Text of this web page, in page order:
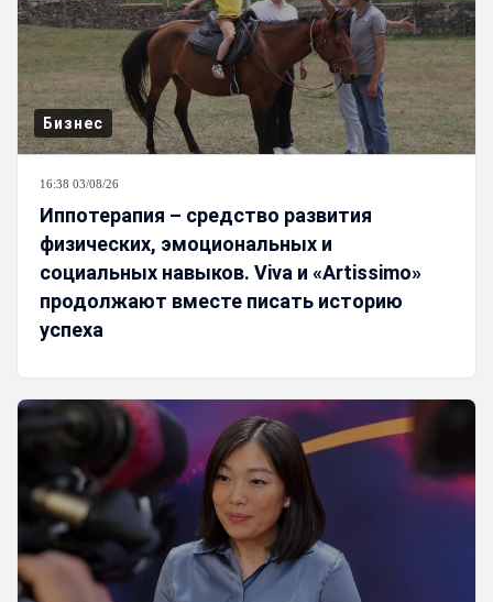
Бизнес
16:38 03/08/26
Иппотерапия – средство развития
физических, эмоциональных и
социальных навыков. Viva и «Artissimo»
продолжают вместе писать историю
успеха